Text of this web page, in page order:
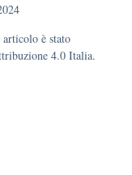
articolo è stato
4.0 Italia.